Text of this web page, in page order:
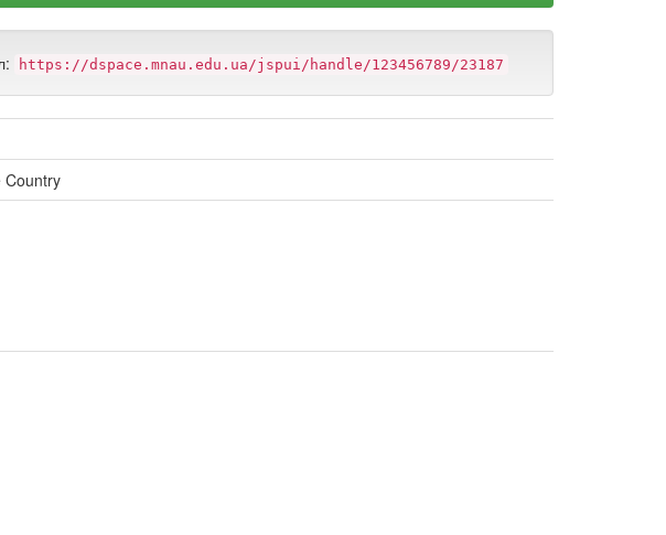
https://dspace.mnau.edu.ua/jspui/handle/123456789/23187
Country